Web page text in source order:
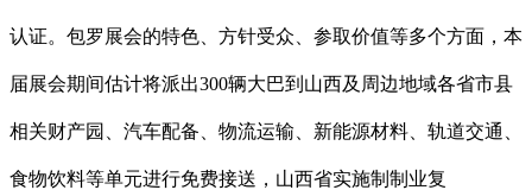
认证。包罗展会的特色、方针受众、参取价值等多个方面，本
届展会期间估计将派出300辆大巴到山西及周边地域各省市县
相关财产园、汽车配备、物流运输、新能源材料、轨道交通、
食物饮料等单元进行免费接送，山西省实施制制业复